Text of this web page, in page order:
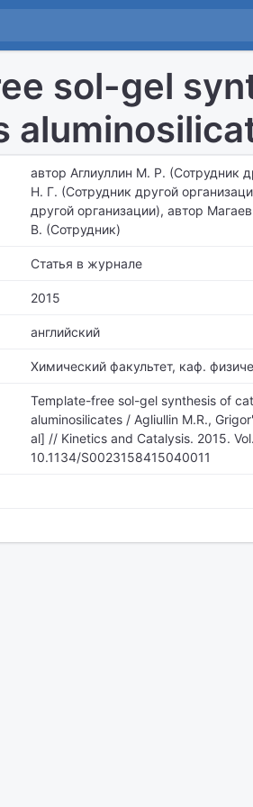
sol-gel
автор Аглиуллин М. Р. (Сотрудник
Н. Г. (Сотрудник другой
другой организации), автор
В. (Сотрудник)
Статья в журнале
2015
английский
Химический факультет, каф.
Template-free sol-gel synthesis of
aluminosilicates / Agliullin M.R.,
al] // Kinetics and Catalysis. 2015.
10.1134/S0023158415040011